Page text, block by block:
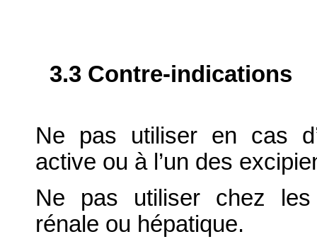
3.3 Contre-indications
Ne pas utiliser en cas
active ou à l’un des
Ne pas utiliser chez les
rénale ou hépatique.